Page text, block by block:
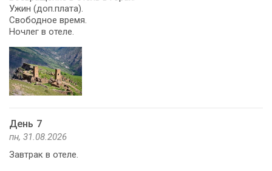
Ужин (доп.плата).
Свободное время.
Ночлег в отеле.
День 7
пн, 31.08.2026
Завтрак в отеле.